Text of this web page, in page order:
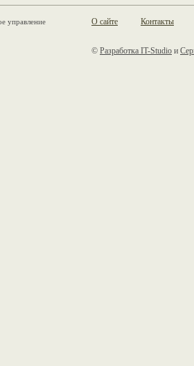
управление
О сайте Контакты
© Разработка IT-Studio и